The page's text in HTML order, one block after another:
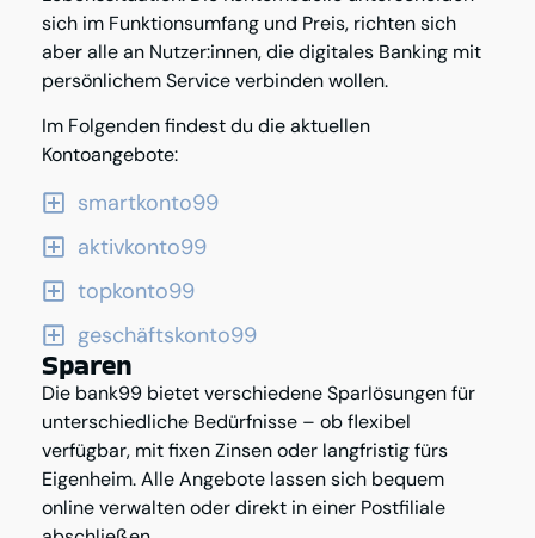
sich im Funktionsumfang und Preis, richten sich
aber alle an Nutzer:innen, die digitales Banking mit
persönlichem Service verbinden wollen.
Im Folgenden findest du die aktuellen
Kontoangebote:
smartkonto99
aktivkonto99
topkonto99
geschäftskonto99
Sparen
Die bank99 bietet verschiedene Sparlösungen für
unterschiedliche Bedürfnisse – ob flexibel
verfügbar, mit fixen Zinsen oder langfristig fürs
Eigenheim. Alle Angebote lassen sich bequem
online verwalten oder direkt in einer Postfiliale